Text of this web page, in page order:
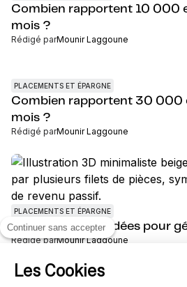
Continuer sans accepter
Les Cookies
Combien rapportent 10 000
mois ?
Rédigé parMounir Laggoune
PLACEMENTS ET ÉPARGNE
Combien rapportent 30 000
mois ?
Rédigé parMounir Laggoune
PLACEMENTS ET ÉPARGNE
Revenu passif : 6 idées pour
Rédigé parMounir Laggoune